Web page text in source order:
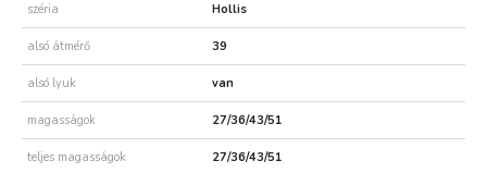
széria Hollis
alsó átmérő 39
alsó lyuk van
magasságok 27/36/43/51
teljes magasságok 27/36/43/51